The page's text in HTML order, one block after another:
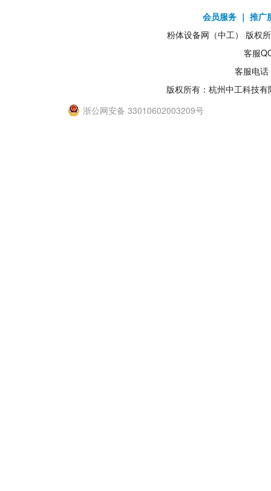
会员服务 ｜ 推广
粉体设备网（中工） 版权
客服
客服电
版权所有：杭州中工科技
浙公网安备 33010602003209号